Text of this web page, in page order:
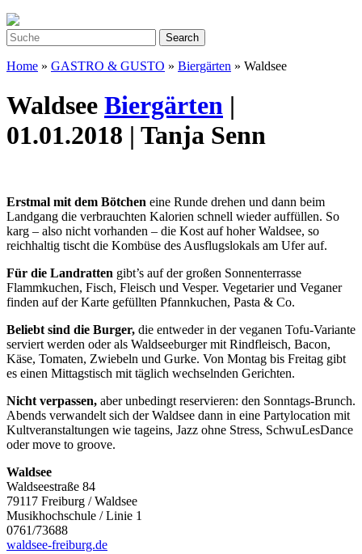
Home » GASTRO & GUSTO » Biergärten » Waldsee
Waldsee Biergärten |
01.01.2018 | Tanja Senn
Erstmal mit dem Bötchen eine Runde drehen und dann beim
Landgang die verbrauchten Kalorien schnell wieder auffüllen. So
karg – also nicht vorhanden – die Kost auf hoher Waldsee, so
reichhaltig tischt die Kombüse des Ausflugslokals am Ufer auf.
Für die Landratten gibt’s auf der großen Sonnenterrasse
Flammkuchen, Fisch, Fleisch und Vesper. Vegetarier und Veganer
finden auf der Karte gefüllten Pfannkuchen, Pasta & Co.
Beliebt sind die Burger, die entweder in der veganen Tofu-Variante
serviert werden oder als Waldseeburger mit Rindfleisch, Bacon,
Käse, Tomaten, Zwiebeln und Gurke. Von Montag bis Freitag gibt
es einen Mittagstisch mit täglich wechselnden Gerichten.
Nicht verpassen, aber unbedingt reservieren: den Sonntags-Brunch.
Abends verwandelt sich der Waldsee dann in eine Partylocation mit
Kultveranstaltungen wie tageins, Jazz ohne Stress, SchwuLesDance
oder move to groove.
Waldsee
Waldseestraße 84
79117 Freiburg / Waldsee
Musikhochschule / Linie 1
0761/73688
waldsee-freiburg.de